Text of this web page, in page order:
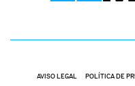
AVISO LEGAL POLÍTICA DE